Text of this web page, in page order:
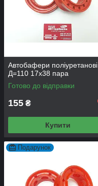
Автобафери поліуретанові
Д=110 17x38 пара
Готово до відправки
155 ₴
Купити
Подарунок